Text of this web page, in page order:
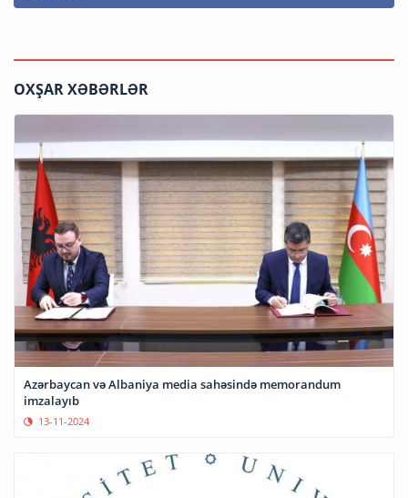
OXŞAR XƏBƏRLƏR
Azərbaycan və Albaniya media sahəsində memorandum
imzalayıb
13-11-2024